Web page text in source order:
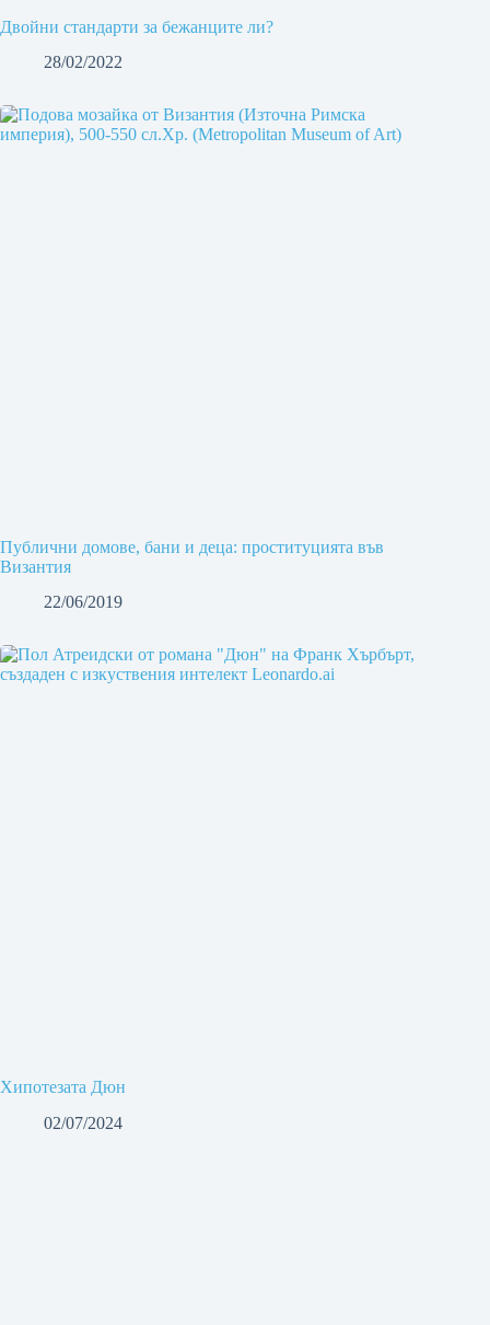
Двойни стандарти за бежанците ли?
28/02/2022
Публични домове, бани и деца: проституцията във
Византия
22/06/2019
Хипотезата Дюн
02/07/2024